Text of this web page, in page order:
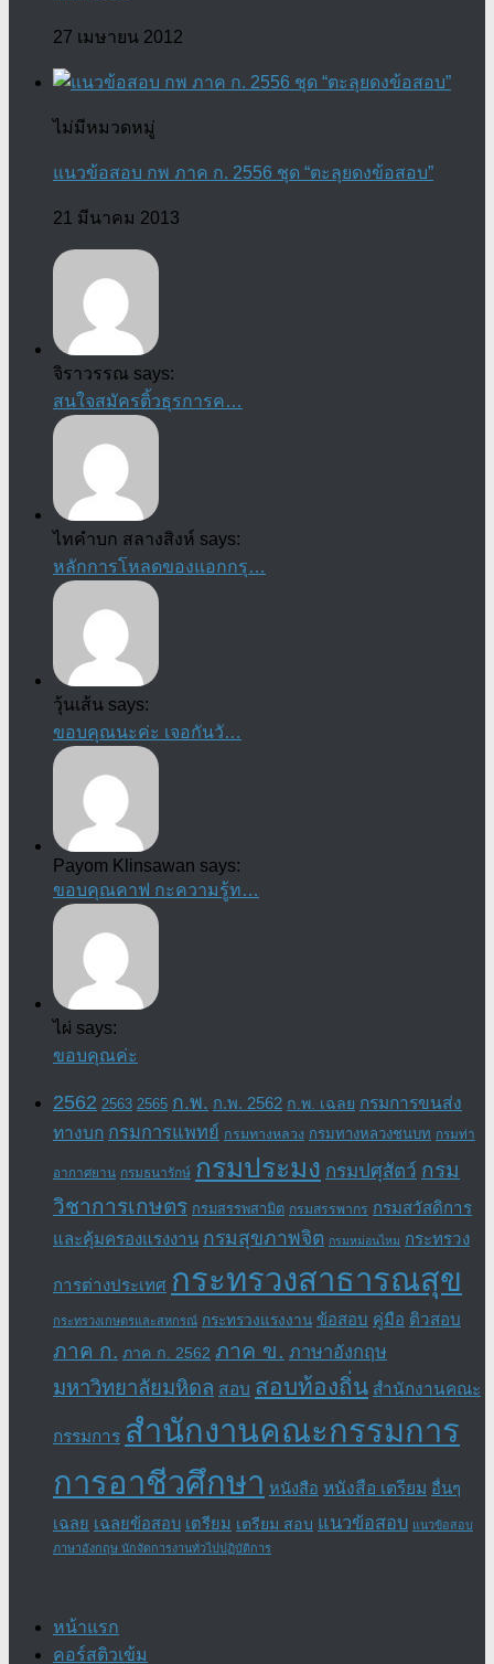
27 เมษายน 2012
ไม่มีหมวดหมู่
แนวข้อสอบ กพ ภาค ก. 2556 ชุด “ตะลุยดงข้อสอบ”
21 มีนาคม 2013
จิราวรรณ says:
สนใจสมัครติ้วธุรการค…
ไทคำบก สลางสิงห์ says:
หลักการโหลดของแอกกรุ…
วุ้นเส้น says:
ขอบคุณนะค่ะ เจอกันวั…
Payom Klinsawan says:
ขอบคุณคาฟ กะความรู้ท…
ไผ่ says:
ขอบคุณค่ะ
2562 2563 2565 ก.พ. ก.พ. 2562 ก.พ. เฉลย กรมการขนส่ง
ทางบก กรมการแพทย์ กรมทางหลวง กรมทางหลวงชนบท กรมท่า
อากาศยาน กรมธนารักษ์ กรมประมง กรมปศุสัตว์ กรม
วิชาการเกษตร กรมสรรพสามิต กรมสรรพากร กรมสวัสดิการ
และคุ้มครองแรงงาน กรมสุขภาพจิต กรมหม่อนไหม กระทรวง
การต่างประเทศ กระทรวงสาธารณสุข
กระทรวงเกษตรและสหกรณ์ กระทรวงแรงงาน ข้อสอบ คู่มือ ติวสอบ
ภาค ก. ภาค ก. 2562 ภาค ข. ภาษาอังกฤษ
มหาวิทยาลัยมหิดล สอบ สอบท้องถิ่น สำนักงานคณะ
กรรมการ สำนักงานคณะกรรมการ
การอาชีวศึกษา หนังสือ หนังสือ เตรียม อื่นๆ
เฉลย เฉลยข้อสอบ เตรียม เตรียม สอบ แนวข้อสอบ แนวข้อสอบ
ภาษาอังกฤษ นักจัดการงานทั่วไปปฏิบัติการ
หน้าแรก
คอร์สติวเข้ม